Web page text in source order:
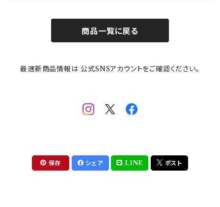
mofusand（モフサンド）
mofsand×日比谷花壇
ちびまる子ちゃんandクレヨンしんちゃん
HANAE MORI(ハナエモリ)
THE BEATLES(ザ・ビートルズ)
【山加商店×yaeko】migratory bird
隅切り重箱
HAPPY DINING(ハッピーダイニング)
メイメイウェア
SoSo(ソソ）
商品一覧に戻る
最速新商品情報は 公式SNSアカウントをご確認ください。
保存 シェア LINE ポスト